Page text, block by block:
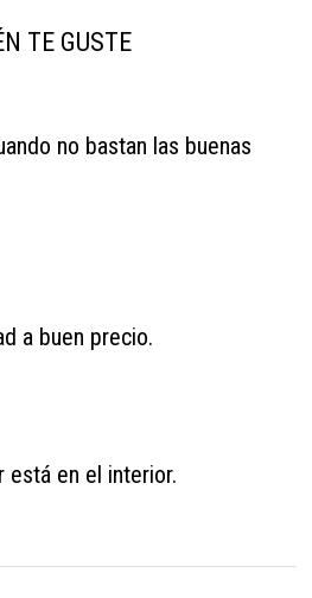
TE GUSTE
no bastan las buenas
a buen precio.
está en el interior.